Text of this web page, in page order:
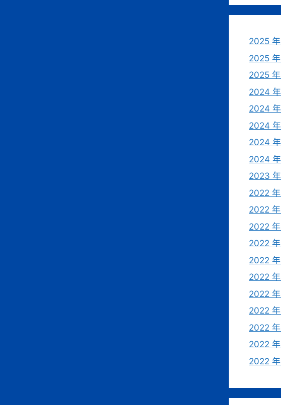
2025 年
2025
2025 年
2024
2024
2024
2024
2024
2023
2022 年
2022 年
2022
2022
2022
2022
2022
2022
2022
2022
2022